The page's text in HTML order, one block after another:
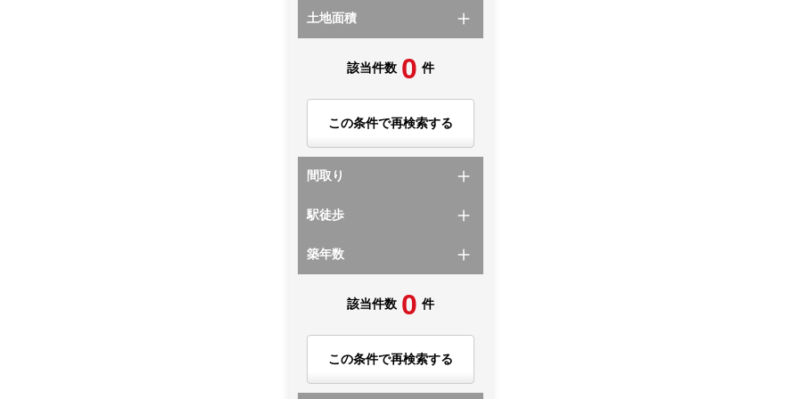
土地面積
該当件数 0 件
この条件で再検索する
間取り
駅徒歩
築年数
該当件数 0 件
この条件で再検索する